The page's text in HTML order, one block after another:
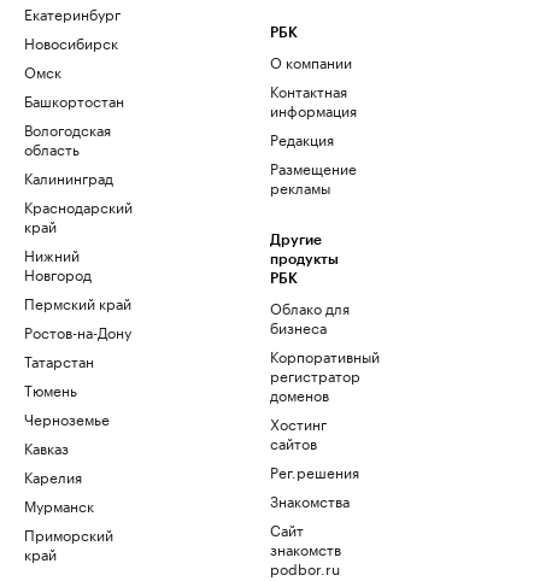
Екатеринбург
Новосибирск
Омск
Башкортостан
Вологодская
область
Калининград
Краснодарский
край
Нижний
Новгород
Пермский край
Ростов-на-Дону
Татарстан
Тюмень
Черноземье
Кавказ
Карелия
Мурманск
Приморский
край
РБК
О компании
Контактная
информация
Редакция
Размещение
рекламы
Другие
продукты
РБК
Облако для
бизнеса
Корпоративный
регистратор
доменов
Хостинг
сайтов
Рег.решения
Знакомства
Сайт
знакомств
podbor.ru